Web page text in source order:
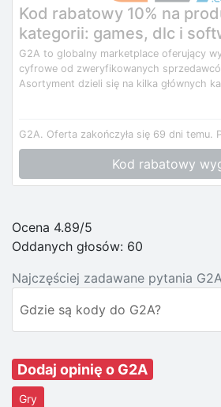
Kod rabatowy 10% na
kategorii: games, dlc i
G2A to globalny marketplace oferujący
cyfrowe od zweryfikowanych
Asortyment dzieli się na kilka głównych
G2A. Oferta zakończyła się 69 dni temu.
Kod rabatowy
Ocena 4.89/5
Oddanych głosów: 60
Najczęściej zadawane pytania
Gdzie są kody do G2A?
Dodaj opinię o G2A
Gry